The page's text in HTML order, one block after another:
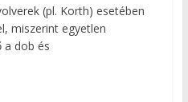
(pl. Korth) esetében
miszerint egyetlen
a dob és